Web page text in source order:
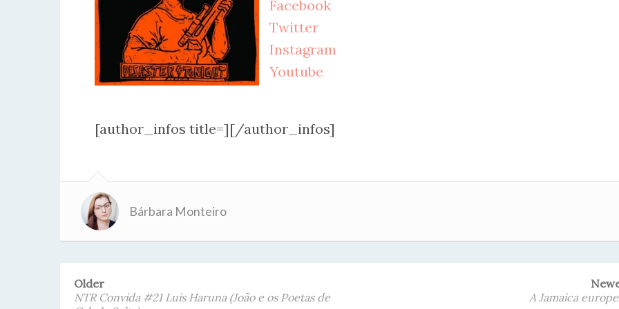
Facebook
Twitter
Instagram
Youtube
[author_infos title=][/author_infos]
Bárbara Monteiro
Older
NTR Convida #21 Luis Haruna (João e os Poetas de
A Jamaica